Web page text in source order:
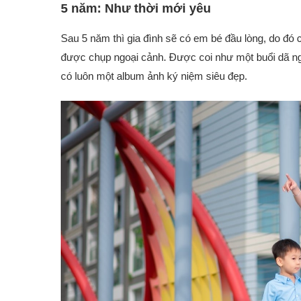
5 năm: Như thời mới yêu
Sau 5 năm thì gia đình sẽ có em bé đầu lòng, do
được chụp ngoại cảnh. Được coi như một buổi dã
có luôn một album ảnh ký niệm siêu đẹp.